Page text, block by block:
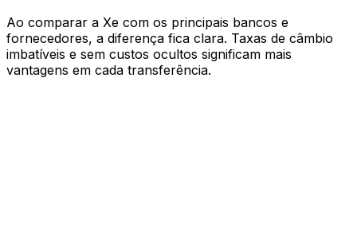
Ao comparar a Xe com os principais bancos e
fornecedores, a diferença fica clara. Taxas de câmbio
imbatíveis e sem custos ocultos significam mais
vantagens em cada transferência.